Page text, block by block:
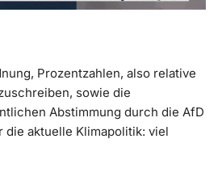
Prozentzahlen, also relative
sowie die
Abstimmung durch die AfD
die aktuelle Klimapolitik: viel